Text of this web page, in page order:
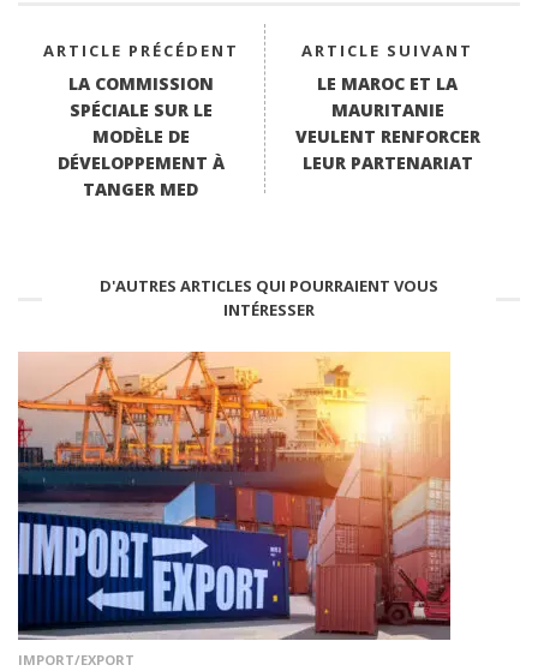
ARTICLE PRÉCÉDENT
LA COMMISSION
SPÉCIALE SUR LE
MODÈLE DE
DÉVELOPPEMENT À
TANGER MED
ARTICLE SUIVANT
LE MAROC ET LA
MAURITANIE
VEULENT RENFORCER
LEUR PARTENARIAT
D'AUTRES ARTICLES QUI POURRAIENT VOUS
INTÉRESSER
IMPORT/EXPORT